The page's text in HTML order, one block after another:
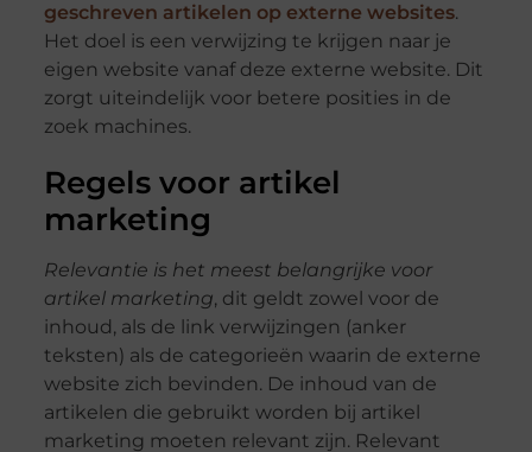
geschreven artikelen op externe websites.
Het doel is een verwijzing te krijgen naar je
eigen website vanaf deze externe website. Dit
zorgt uiteindelijk voor betere posities in de
zoek machines.
Regels voor artikel
marketing
Relevantie is het meest belangrijke voor
artikel marketing, dit geldt zowel voor de
inhoud, als de link verwijzingen (anker
teksten) als de categorieën waarin de externe
website zich bevinden. De inhoud van de
artikelen die gebruikt worden bij artikel
marketing moeten relevant zijn. Relevant